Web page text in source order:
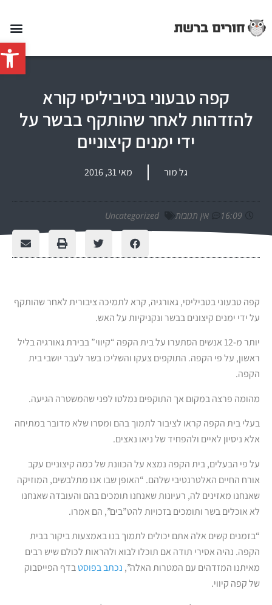
פתח
קפה טבעוני בטיביליסי קורא
להזדהות לאחר שהותקף בבשר על
ידי ימנים קיצוניים
גל מור מאי 31, 2016
16:09 אין תגובות Uncategorized
קפה טבעוני בטביליסי, גאורגיה, קרא לתמיכה ציבורית לאחר שהותקף
על ידי ימנים קיצונים בבשר ונקניקיות על האש.
יותר מ-12 אנשים הסתערו על בית הקפה “קיווי” בבירת גאורגיה בליל
ראשון, על פי הקפה. התוקפים צעקו והשליכו בשר לעבר יושבי בית
הקפה.
מהומה פרצה במקום אך התוקפים נמלטו לפני שהמשטרה הגיעה.
בעלי בית הקפה קראו לציבור לתמוך בהם ומסרו שלא מדובר במתיחה
אלא ניסיון לאיים ולהפחיד של ניאו נאצים.
על פי הבעלים, בית הקפה נמצא על הכוונת של כמה קיצוניים עקב
אורח החיים האלטרנטיבי שלהם. “האופן שבו אנו מתלבשים, המוזיקה
שאנחנו מאזינים לה, רעיונות שאנחנו תומכים בהם והעובדה שאנחנו
לא אוכלים בשר ותומכים בזכויות להט”בים”, הם אמרו.
“בזמנים קשים אלה אתם יכולים לתמוך בנו באמצעות ביקור בבית
הקפה. נהיה אסירי תודה אם תוכלו לבוא ולהראות לכולם שיש רבים
מאיתנו המזדהים עם המטרות האלה”,נכתב בפוסטבדף הפייסבוק
של קפה קיווי.